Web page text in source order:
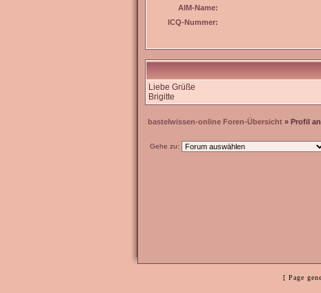
AIM-Name:
ICQ-Nummer:
Liebe Grüße
Brigitte
bastelwissen-online Foren-Übersicht » Profil
Gehe zu:
[ Page